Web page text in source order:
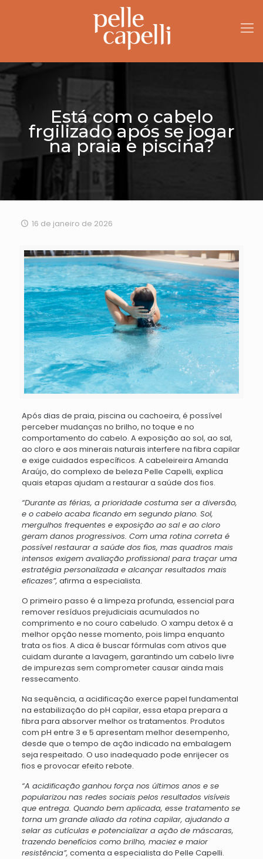
Está com o cabelo
frgilizado após se jogar
na praia e piscina?
16 de janeiro de 2026
Após dias de praia, piscina ou cachoeira, é possível
perceber mudanças no brilho, no toque e no
comportamento do cabelo. A exposição ao sol, ao sal,
ao cloro e aos minerais naturais interfere na fibra capilar
e exige cuidados específicos. A cabeleireira Amanda
Araújo, do complexo de beleza Pelle Capelli, explica
quais etapas ajudam a restaurar a saúde dos fios.
“Durante as férias, a prioridade costuma ser a diversão,
e o cabelo acaba ficando em segundo plano. Sol,
mergulhos frequentes e exposição ao sal e ao cloro
geram danos progressivos. Com uma rotina correta é
possível restaurar a saúde dos fios, mas quadros mais
intensos exigem avaliação profissional para traçar uma
estratégia personalizada e alcançar resultados mais
eficazes”, afirma a especialista.
O primeiro passo é a limpeza profunda, essencial para
remover resíduos prejudiciais acumulados no
comprimento e no couro cabeludo. O xampu detox é a
melhor opção nesse momento, pois limpa enquanto
trata os fios. A dica é buscar fórmulas com ativos que
cuidam durante a lavagem, garantindo um cabelo livre
de impurezas sem comprometer causar ainda mais
ressecamento.
Na sequência, a acidificação exerce papel fundamental
na estabilização do pH capilar, essa etapa prepara a
fibra para absorver melhor os tratamentos. Produtos
com pH entre 3 e 5 apresentam melhor desempenho,
desde que o tempo de ação indicado na embalagem
seja respeitado. O uso inadequado pode enrijecer os
fios e provocar efeito rebote.
“A acidificação ganhou força nos últimos anos e se
popularizou nas redes sociais pelos resultados visíveis
que entrega. Quando bem aplicada, esse tratamento se
torna um grande aliado da rotina capilar, ajudando a
selar as cutículas e potencializar a ação de máscaras,
trazendo benefícios como brilho, maciez e maior
resistência”, comenta a especialista do Pelle Capelli.